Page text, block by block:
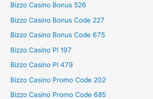
Bizzo Casino Bonus 526
Bizzo Casino Bonus Code 227
Bizzo Casino Bonus Code 675
Bizzo Casino Pl 197
Bizzo Casino Pl 479
Bizzo Casino Promo Code 202
Bizzo Casino Promo Code 685